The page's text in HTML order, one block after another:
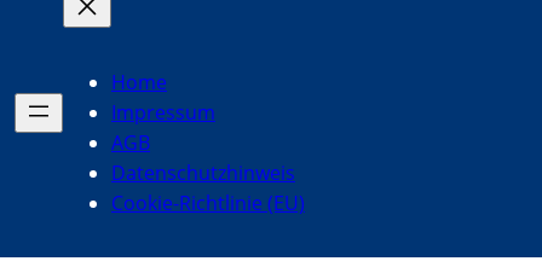
Home
Impressum
AGB
Datenschutzhinweis
Cookie-Richtlinie (EU)